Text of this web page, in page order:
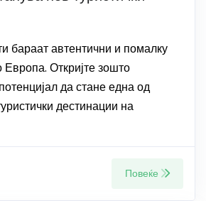
бараат автентични и помалку
Европа. Откријте зошто
да стане една од
дестинации на
Повеќе